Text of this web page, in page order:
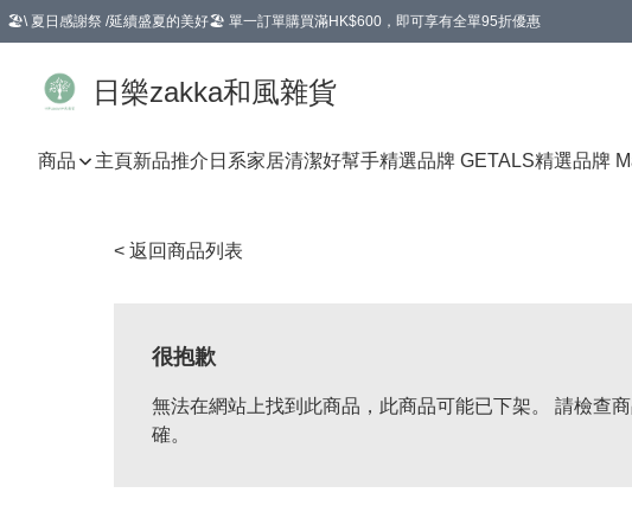
🏖️\ 夏日感謝祭 /延續盛夏的美好🏖️ 單一訂單購買滿HK$600，即可享有全單95折優惠
日樂zakka和風雜貨
商品 主頁新品推介 日系家居清潔好幫手精選品牌 GETALS精選品牌
< 返回商品列表
很抱歉
無法在網站上找到此商品，此商品可能已下架。 請檢查
確。